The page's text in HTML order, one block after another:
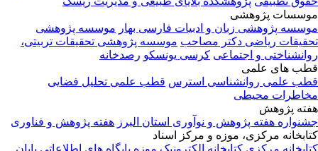
موسسات پژوهشی
موسسه پژوهشی زبان و ادبیات فارسی بهار موسسه پژوهشی
تحقیقات ریاضی دکتر مصاحب موسسه پژوهشی تحقیقات تربیتی،
روانشناختی و اجتماعی کرسی یونسکو رصدخانه
قطب های علمی
قطب علمی روانشناسی استرس قطب علمی تحلیل فضایی
مخاطرات محیطی
هفته پژوهش
جشنواره هفته پژوهش و نوآوری استان البرز هفته پژوهش و فناوری
کتابخانه مرکزی، موزه و مرکز اسناد
کتابخانه مرکزی کتابخانه الکترونیک موزه پایگاه های اطلاعاتی پایان